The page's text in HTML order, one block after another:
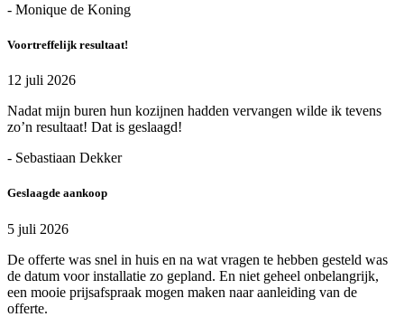
- Monique de Koning
Voortreffelijk resultaat!
12 juli 2026
Nadat mijn buren hun kozijnen hadden vervangen wilde ik tevens
zo’n resultaat! Dat is geslaagd!
- Sebastiaan Dekker
Geslaagde aankoop
5 juli 2026
De offerte was snel in huis en na wat vragen te hebben gesteld was
de datum voor installatie zo gepland. En niet geheel onbelangrijk,
een mooie prijsafspraak mogen maken naar aanleiding van de
offerte.